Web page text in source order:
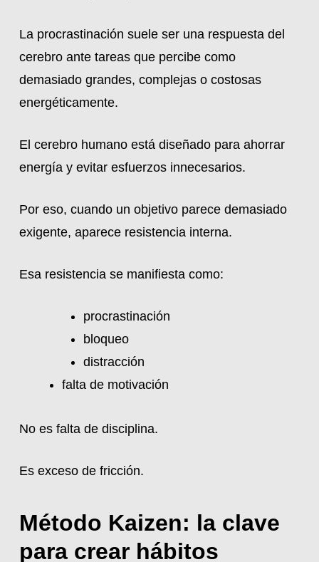
La procrastinación suele ser una respuesta del
cerebro ante tareas que percibe como
demasiado grandes, complejas o costosas
energéticamente.
El cerebro humano está diseñado para ahorrar
energía y evitar esfuerzos innecesarios.
Por eso, cuando un objetivo parece demasiado
exigente, aparece resistencia interna.
Esa resistencia se manifiesta como:
procrastinación
bloqueo
distracción
falta de motivación
No es falta de disciplina.
Es exceso de fricción.
Método Kaizen: la clave
para crear hábitos